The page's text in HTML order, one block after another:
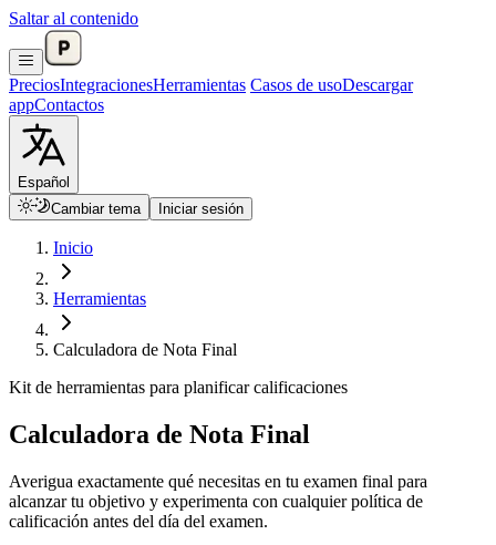
Saltar al contenido
PreciosIntegracionesHerramientas Casos de usoDescargar
appContactos
Español
Cambiar tema
Iniciar sesión
Inicio
Herramientas
Calculadora de Nota Final
Kit de herramientas para planificar calificaciones
Calculadora de Nota Final
Averigua exactamente qué necesitas en tu examen final para
alcanzar tu objetivo y experimenta con cualquier política de
calificación antes del día del examen.